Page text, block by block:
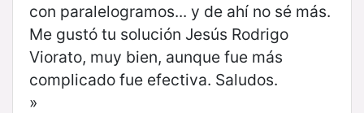
con paralelogramos... y de ahí no sé más.
Me gustó tu solución Jesús Rodrigo
Viorato, muy bien, aunque fue más
complicado fue efectiva. Saludos.
»